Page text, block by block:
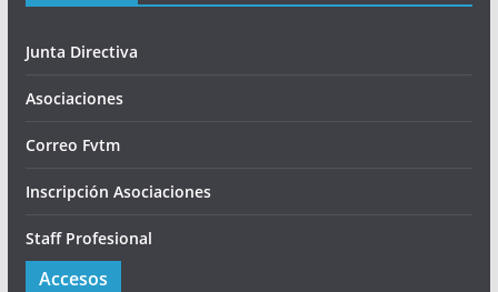
Junta Directiva
Asociaciones
Correo Fvtm
Inscripción Asociaciones
Staff Profesional
Accesos